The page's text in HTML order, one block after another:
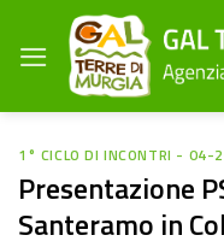
contenuti
1° CICLO DI INCONTRI - 04-
Presentazione
Santeramo in